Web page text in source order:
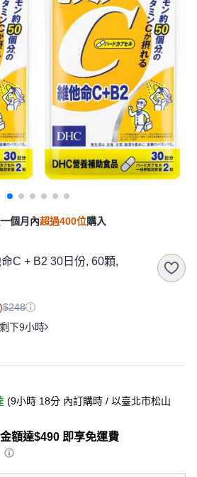
個月內超過400位購入
C + B2 30日份, 60顆,
$248
下9小時
(9小時 18分 內訂購時 / 以臺北市松山
額達$490 即享免運費